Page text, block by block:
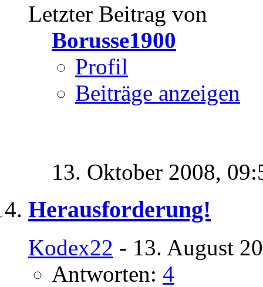
Letzter Beitrag von
Borusse1900
Profil
Beiträge anzeigen
13. Oktober 2008,
Herausforderung!
Kodex22 - 13. August
Antworten: 4